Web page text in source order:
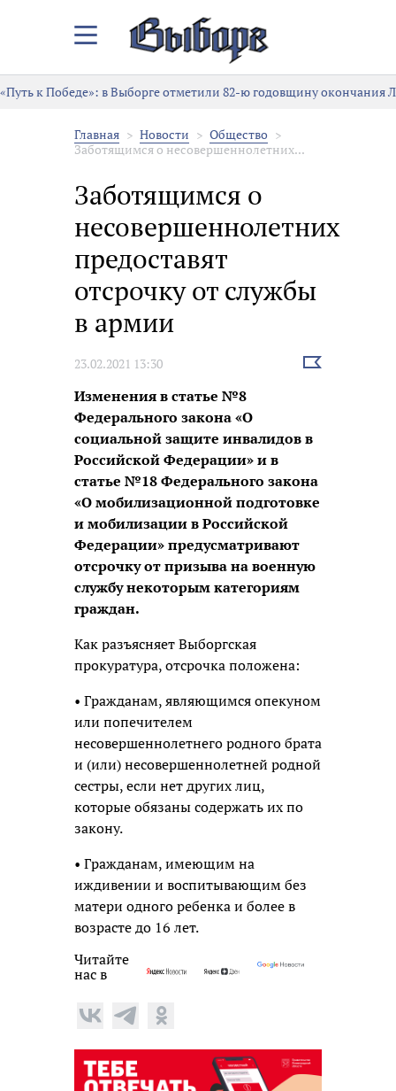
Закрыть/
меню
«Путь к Победе»: в Выборге отметили 82-ю годовщину окончания
Главная Новости
Общество
Заботящимся о несовершеннолетних...
Заботящимся о
несовершеннолетних
предоставят
отсрочку от службы
в армии
23.02.2021 13:30
Выбрать
Изменения в статье №8
Федерального закона «О
социальной защите инвалидов в
Российской Федерации» и в
статье №18 Федерального закона
«О мобилизационной подготовке
и мобилизации в Российской
Федерации» предусматривают
отсрочку от призыва на военную
службу некоторым категориям
граждан.
Как разъясняет Выборгская
прокуратура, отсрочка положена:
• Гражданам, являющимся опекуном
или попечителем
несовершеннолетнего родного брата
и (или) несовершеннолетней родной
сестры, если нет других лиц,
которые обязаны содержать их по
закону.
• Гражданам, имеющим на
иждивении и воспитывающим без
матери одного ребенка и более в
возрасте до 16 лет.
Читайте
нас в